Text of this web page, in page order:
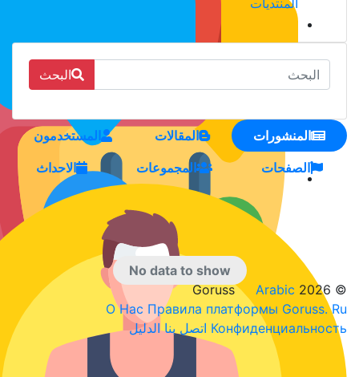
المقالات
المستخدمون
المجموعات
الاحداث
No data to show
О НасПравила
اتصل بناالدليل